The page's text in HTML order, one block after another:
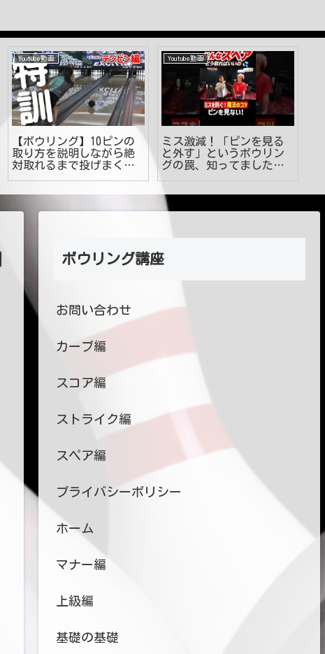
Youtube動画
【ボウリング】10ピンの
取り方を説明しながら絶
対取れるまで投げまくり
Youtube動画
ミス激減！「ピンを見る
と外す」というボウリン
グの罠、知ってました
ボウリング講座
お問い合わせ
カーブ編
スコア編
ストライク編
スペア編
プライバシーポリシー
ホーム
マナー編
上級編
基礎の基礎